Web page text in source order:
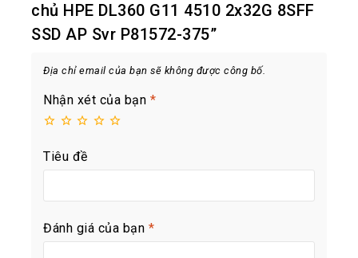
chủ HPE DL360 G11 4510 2x32G 8SFF
SSD AP Svr P81572-375”
Địa chỉ email của bạn sẽ không được công bố.
Nhận xét của bạn *
Tiêu đề
Đánh giá của bạn *